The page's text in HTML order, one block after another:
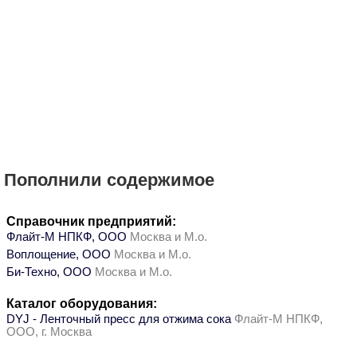
Пополнили содержимое
Справочник предприятий:
Флайт-М НПКФ, ООО Москва и М.о.
Воплощение, ООО Москва и М.о.
Би-Техно, ООО Москва и М.о.
Каталог оборудования:
DYJ - Ленточный пресс для отжима сока Флайт-М НПКФ,
ООО, г. Москва